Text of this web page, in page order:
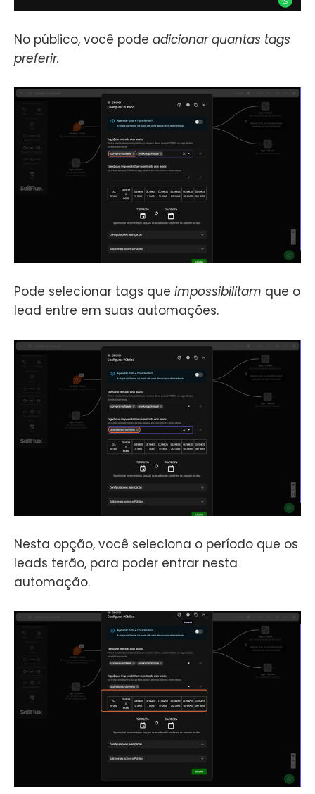
No público, você pode adicionar quantas tags
preferir.
Pode selecionar tags que impossibilitam que o
lead entre em suas automações.
Nesta opção, você seleciona o período que os
leads terão, para poder entrar nesta
automação.